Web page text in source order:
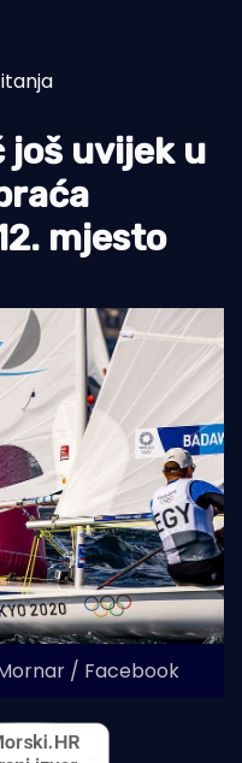
još uvijek u
mjesto
/ Facebook